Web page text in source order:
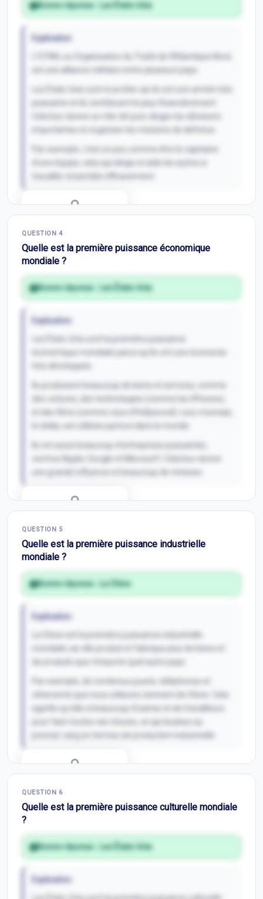
Bonne réponse : Les États-Unis
Explication
L'OTAN, ou Organisation du Traité de l'Atlantique Nord,
est une alliance militaire entre plusieurs pays.
Cela leur donne un rôle clé pour diriger les décisions
importantes et organiser les missions de défense.
Par exemple, c'est un peu comme être le capitaine
d'une équipe, celui qui dirige et aide les autres à
QUESTION 4
Quelle est la première puissance économique
mondiale ?
Bonne réponse : Les États-Unis
Explication
économique mondiale parce qu'ils ont une économie
très développée.
Ils produisent beaucoup de biens et services, comme
des voitures, des technologies (comme les iPhones),
Ils ont aussi beaucoup d'entreprises puissantes,
comme Apple, Google et Microsoft. Cela leur donne
une grande influence et beaucoup de richesse.
QUESTION 5
Quelle est la première puissance industrielle
mondiale ?
Bonne réponse : La Chine
Explication
mondiale car elle produit et fabrique plus de biens et
de produits que n'importe quel autre pays.
vêtements que nous utilisons viennent de Chine. Cela
signifie qu'elle a beaucoup d'usines et de travailleurs
pour faire toutes ces choses, ce qui la place au
QUESTION 6
Quelle est la première puissance culturelle mondiale
?
Bonne réponse : Les États-Unis
Explication